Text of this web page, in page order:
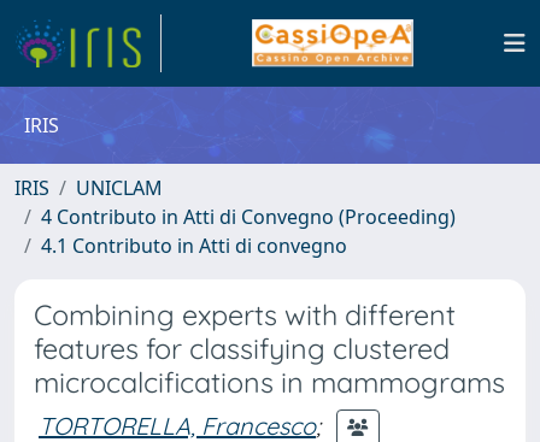
IRIS
IRIS
UNICLAM
4 Contributo in Atti di Convegno (Proceeding)
4.1 Contributo in Atti di convegno
Combining experts with different
features for classifying clustered
microcalcifications in mammograms
TORTORELLA, Francesco;